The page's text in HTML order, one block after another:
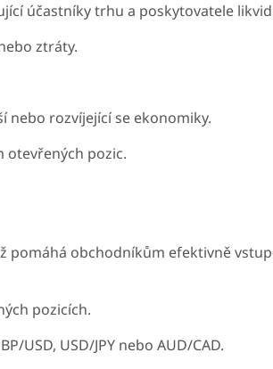
účastníky trhu a poskytovatele
ztráty.
nebo rozvíjející se ekonomiky.
pozic.
pomáhá obchodníkům efektivně
pozicích.
USD, USD/JPY nebo AUD/CAD.